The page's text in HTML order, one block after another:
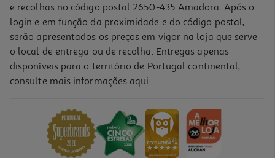
e recolhas no código postal 2650-435 Amadora. Após o
login e em função da proximidade e do código postal,
serão apresentados os preços em vigor na loja que serve
o local de entrega ou de recolha. Entregas apenas
disponíveis para o território de Portugal continental,
consulte mais informações aqui.